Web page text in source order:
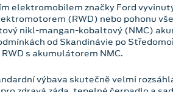
elektromobilem značky Ford
(RWD) nebo pohonu
nikl-mangan-kobaltový (NMC)
od Skandinávie po
s akumulátorem NMC.
výbava skutečně velmi